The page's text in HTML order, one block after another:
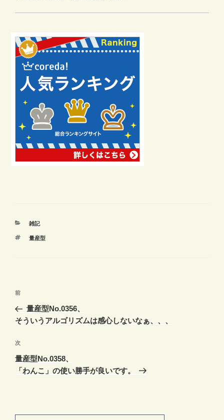
カ
ゴ
雑記
タ
量産型
投
ナ
ゲ
ー
シ
前
の
投
前
量産型No.0356、
そういうアルゴリズムは感心しないなぁ、、、
次
の
投
次
量産型No.0358、
「わんこ」の使い勝手が良いです。